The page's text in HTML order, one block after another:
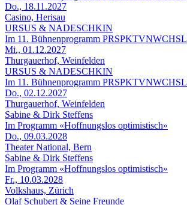
Do., 18.11.2027
Casino, Herisau
URSUS & NADESCHKIN
Im 11. Bühnenprogramm PRSPKTVNWCHSL
Mi., 01.12.2027
Thurgauerhof, Weinfelden
URSUS & NADESCHKIN
Im 11. Bühnenprogramm PRSPKTVNWCHSL
Do., 02.12.2027
Thurgauerhof, Weinfelden
Sabine & Dirk Steffens
Im Programm «Hoffnungslos optimistisch»
Do., 09.03.2028
Theater National, Bern
Sabine & Dirk Steffens
Im Programm «Hoffnungslos optimistisch»
Fr., 10.03.2028
Volkshaus, Zürich
Olaf Schubert & Seine Freunde